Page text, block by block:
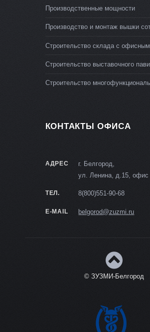
Производственные мощности
Производство и монтаж вышки
Строительство склада с
Строительство выставочного
Строительство
КОНТАКТЫ ОФИСА
АДРЕС
г. Белгород,
ул. Ленина, д.15, офис
ТЕЛ. 8(800)551-90-68
E-MAIL belgorod@zuzmi.ru
© ЗУЗМИ-Белгород